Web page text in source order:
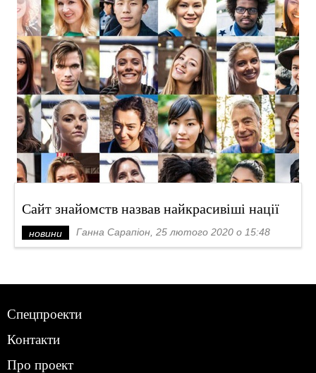
Сайт знайомств назвав найкрасивіші нації
новини Ганна Сарапіон, 25 лютого 2020 о 15:48
Спецпроекти
Контакти
Про проект